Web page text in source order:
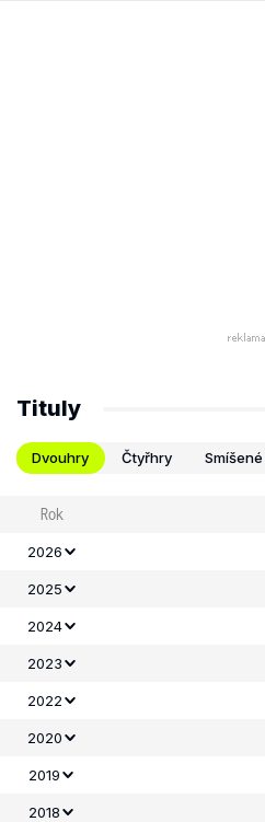
Tituly
Dvouhry Čtyřhry
Rok
2026
2025
2024
2023
2022
2020
2019
2018